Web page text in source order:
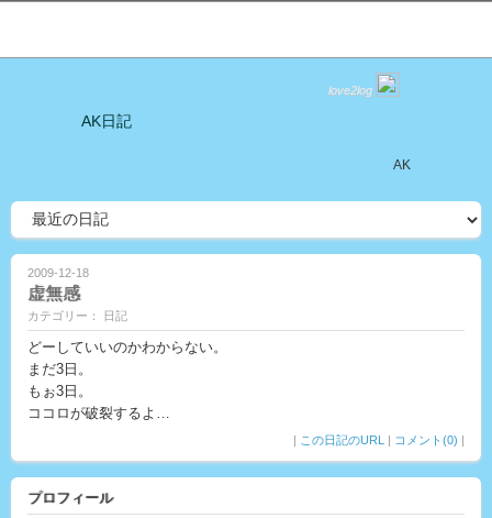
love2log
AK日記
AK
2009-12-18
虚無感
カテゴリー： 日記
どーしていいのかわからない。
まだ3日。
もぉ3日。
ココロが破裂するよ…
| この日記のURL | コメント(0) |
プロフィール